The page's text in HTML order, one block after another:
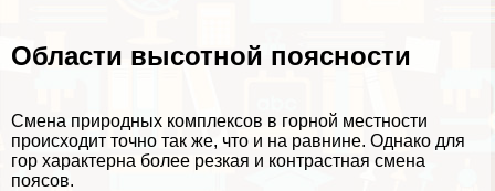
Области высотной поясности
Смена природных комплексов в горной местности
происходит точно так же, что и на равнине. Однако для
гор хаpaктерна более резкая и контрастная смена
поясов.